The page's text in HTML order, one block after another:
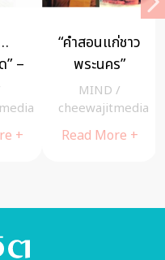
สอนแก่ชาว
ะนคร”
มะเตือน
าก หลวง
ย จันทสา
More +
ควายยิ้ม เ
ทองคำไม่
จากไปไหน
นะ
สุขใจ
Cuisine
Read